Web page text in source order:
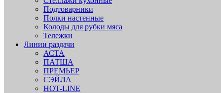
Подтоварники
Полки настенные
Колоды для рубки мяса
Тележки
Линии раздачи
АСТА
ПАТША
ПРЕМЬЕР
СЭЙЛА
HOT-LINE